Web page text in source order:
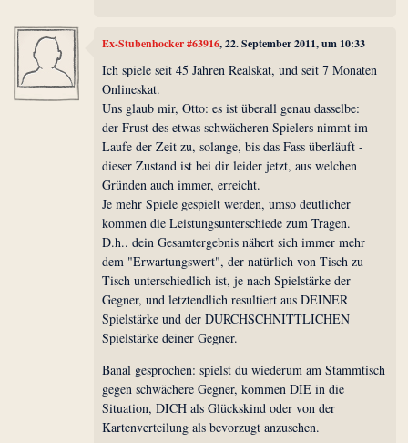
Ex-Stubenhocker #63916, 22. September 2011, um 10:33
Ich spiele seit 45 Jahren Realskat, und seit 7 Monaten
Onlineskat.
Uns glaub mir, Otto: es ist überall genau dasselbe:
der Frust des etwas schwächeren Spielers nimmt im
Laufe der Zeit zu, solange, bis das Fass überläuft -
dieser Zustand ist bei dir leider jetzt, aus welchen
Gründen auch immer, erreicht.
Je mehr Spiele gespielt werden, umso deutlicher
kommen die Leistungsunterschiede zum Tragen.
D.h.. dein Gesamtergebnis nähert sich immer mehr
dem "Erwartungswert", der natürlich von Tisch zu
Tisch unterschiedlich ist, je nach Spielstärke der
Gegner, und letztendlich resultiert aus DEINER
Spielstärke und der DURCHSCHNITTLICHEN
Spielstärke deiner Gegner.
Banal gesprochen: spielst du wiederum am Stammtisch
gegen schwächere Gegner, kommen DIE in die
Situation, DICH als Glückskind oder von der
Kartenverteilung als bevorzugt anzusehen.